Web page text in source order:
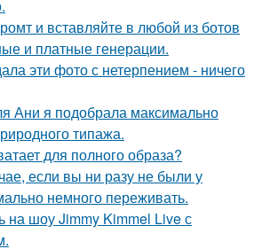
и вставляйте в любой из ботов
и платные генерации.
эти фото с нетерпением - ничего
Ани я подобрала максимально
типажа.
для полного образа?
если вы ни разу не были у
немного переживать.
на шоу Jimmy Kimmel Live с